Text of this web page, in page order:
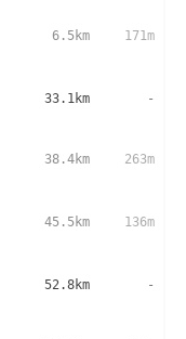
6.5km 171m
33.1km -
38.4km 263m
45.5km 136m
52.8km -